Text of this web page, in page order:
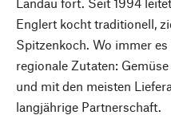
Englert kocht traditionell,
Spitzenkoch. Wo immer
regionale Zutaten:
und mit den meisten
langjährige Partnerschaft.